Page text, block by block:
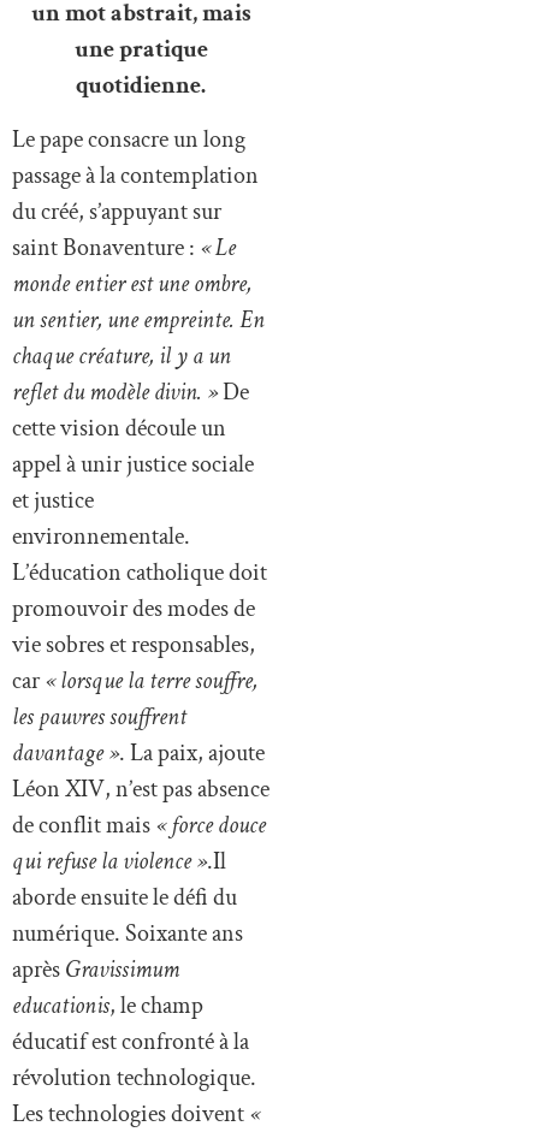
un mot abstrait, mais
une pratique
quotidienne.
Le pape consacre un long
passage à la contemplation
du créé, s’appuyant sur
saint Bonaventure : « Le
monde entier est une ombre,
un sentier, une empreinte. En
chaque créature, il y a un
reflet du modèle divin. »De
cette vision découle un
appel à unir justice sociale
et justice
environnementale.
L’éducation catholique doit
promouvoir des modes de
vie sobres et responsables,
car« lorsque la terre souffre,
les pauvres souffrent
davantage ». La paix, ajoute
Léon XIV, n’est pas absence
de conflit mais« force douce
qui refuse la violence ».Il
aborde ensuite le défi du
numérique. Soixante ans
aprèsGravissimum
educationis, le champ
éducatif est confronté à la
révolution technologique.
Les technologies doivent«